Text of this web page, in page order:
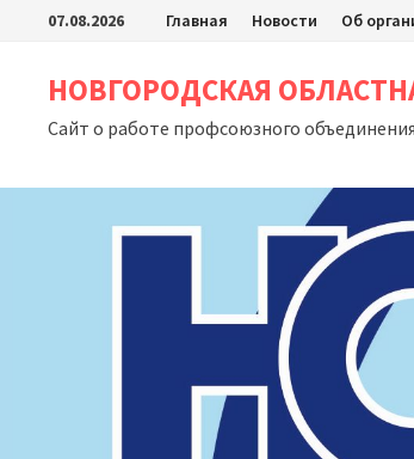
Перейти
содержимому
07.08.2026 Главная Новости Об
НОВГОРОДСКАЯ
Сайт о работе профсоюзного